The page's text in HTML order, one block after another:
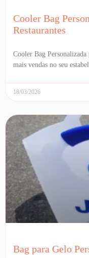
Cooler Bag
Restaurantes
Cooler Bag Personalizada
mais vendas no seu
18/03/2026
Bag para Gelo